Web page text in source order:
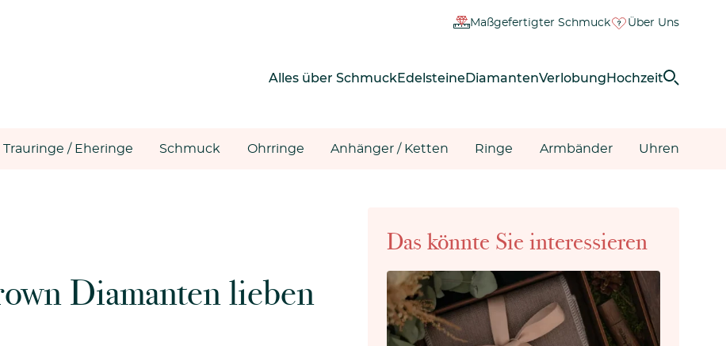
Maßgefertigter Schmuck Über Uns
Alles über SchmuckEdelsteine DiamantenVerlobung Hochzeit
Trauringe / Eheringe Schmuck Ohrringe Anhänger / Ketten Ringe Armbänder Uhren
Diamanten lieben
Das könnte Sie interessieren